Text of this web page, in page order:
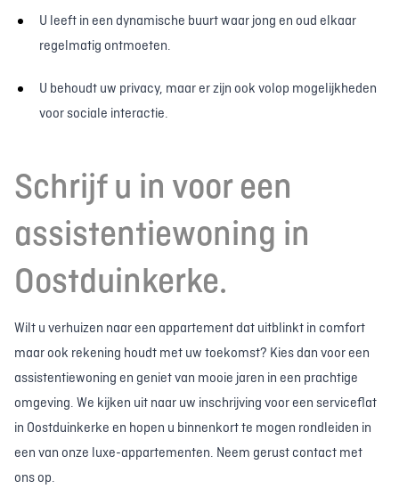
U leeft in een dynamische buurt waar jong en oud elkaar
regelmatig ontmoeten.
U behoudt uw privacy, maar er zijn ook volop mogelijkheden
voor sociale interactie.
Schrijf u in voor een
assistentiewoning in
Oostduinkerke.
Wilt u verhuizen naar een appartement dat uitblinkt in comfort
maar ook rekening houdt met uw toekomst? Kies dan voor een
assistentiewoning en geniet van mooie jaren in een prachtige
omgeving. We kijken uit naar uw inschrijving voor een serviceflat
in Oostduinkerke en hopen u binnenkort te mogen rondleiden in
een van onze luxe-appartementen. Neem gerust contact met
ons op.